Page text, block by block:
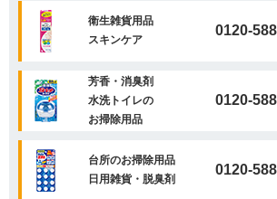
衛生雑貨用品
スキンケア
0120-
芳香・消臭剤
水洗トイレの
お掃除用品
0120-
台所のお掃除用品
日用雑貨・脱臭剤
0120-